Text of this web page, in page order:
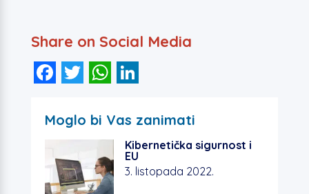
Share on Social Media
F
c
b
o
T
tt
er
W
at
s
A
p
k
e
dI
n
Moglo bi Vas zanimati
Kibernetička sigurnost i
EU
3. listopada 2022.